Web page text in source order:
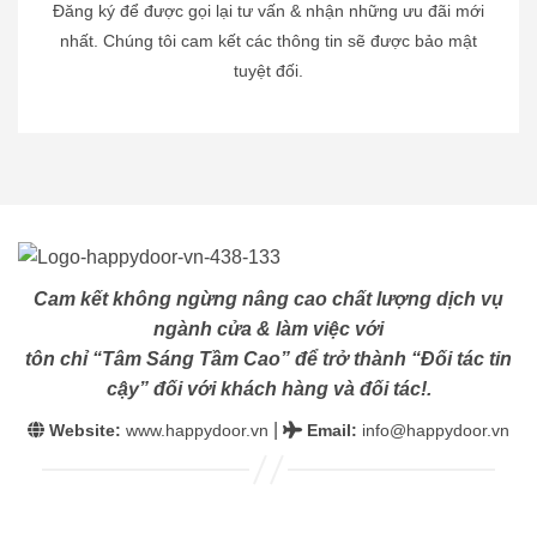
Đăng ký để được gọi lại tư vấn & nhận những ưu đãi mới
nhất. Chúng tôi cam kết các thông tin sẽ được bảo mật
tuyệt đối.
Cam kết không ngừng nâng cao chất lượng dịch vụ
ngành cửa & làm việc với
tôn chỉ “Tâm Sáng Tầm Cao” để trở thành “Đối tác tin
cậy” đối với khách hàng và đối tác!.
Website: www.happydoor.vn Email: info@happydoor.vn